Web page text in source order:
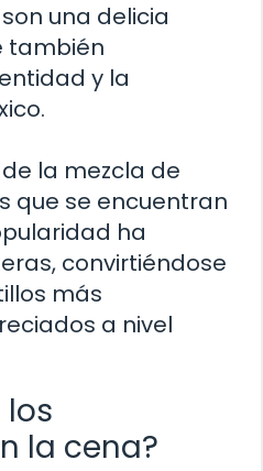
una delicia
también
y la
la mezcla de
que se encuentran
ha
convirtiéndose
más
a nivel
los
la cena?